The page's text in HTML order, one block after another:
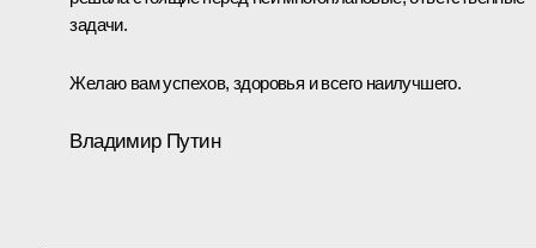
задачи.
Желаю вам успехов, здоровья и всего наилучшего.
Владимир Путин